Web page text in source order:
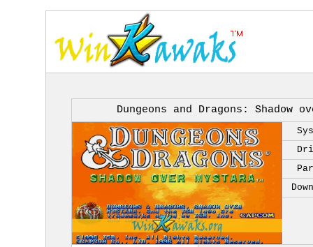
Dungeons and Dragons: Shadow